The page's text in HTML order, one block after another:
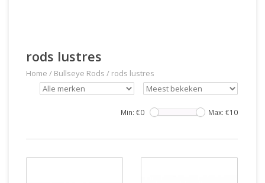
rods lustres
Home / Bullseye Rods / rods lustres
Min: €0 Max: €10